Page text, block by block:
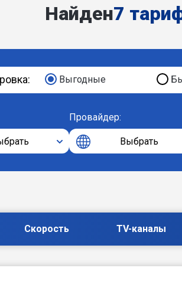
Найден7
Выгодные
Провайдер:
Выбрать
Скорость TV-каналы